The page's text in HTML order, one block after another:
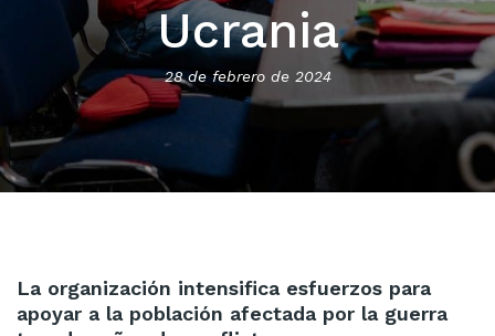
Ucrania
28 de febrero de 2024
La organización intensifica esfuerzos para
apoyar a la población afectada por la guerra